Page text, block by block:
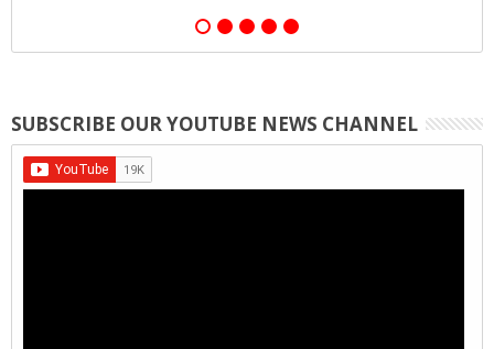
SUBSCRIBE OUR YOUTUBE NEWS CHANNEL